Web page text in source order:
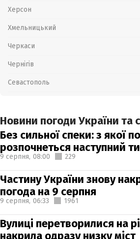
Херсон
Хмельницький
Черкаси
Чернігів
Севастополь
Новини погоди України та
Без сильної спеки: з якої
розпочнеться наступний
9 серпня, 08:00 229
Частину України знову
погода на 9 серпня
9 серпня, 06:33 1961
Вулиці перетворилися на
накрила одразу низку міст